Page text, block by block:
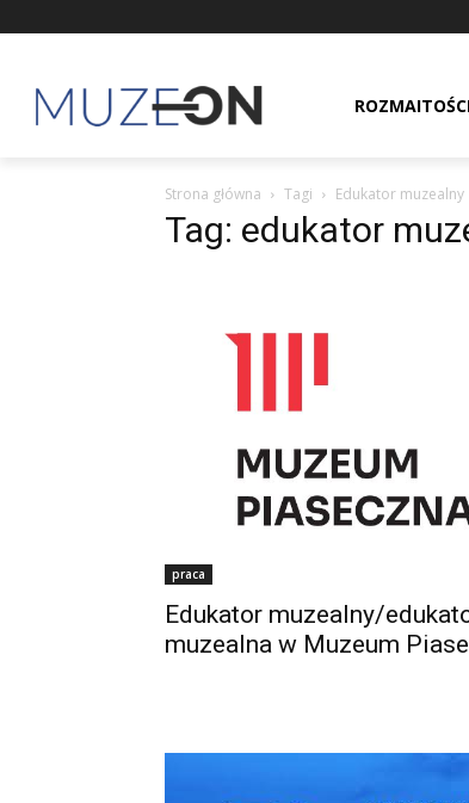
Strona główna Tagi Edukator muzealny
Tag: edukator
praca
Edukator muzealny/
muzealna w Muzeum